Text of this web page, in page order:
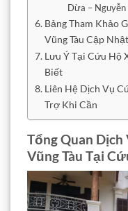
Dừa – Nguyễn
Bảng Tham Khảo
Vũng Tàu Cập
Lưu Ý Tại Cứu Hộ
Biết
Liên Hệ Dịch Vụ
Trợ Khi Cần
Tổng Quan Dịch
Vũng Tàu Tại